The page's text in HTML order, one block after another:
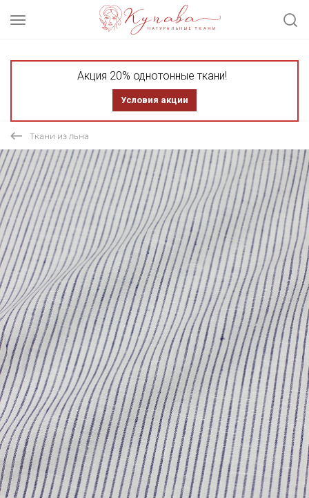
Акция 20% однотонные ткани!
Условия акции
Ткани из льна